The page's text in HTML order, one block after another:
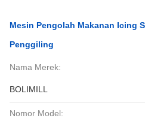
Mesin Pengolah Makanan Icing
Penggiling
Nama Merek:
BOLIMILL
Nomor Model: